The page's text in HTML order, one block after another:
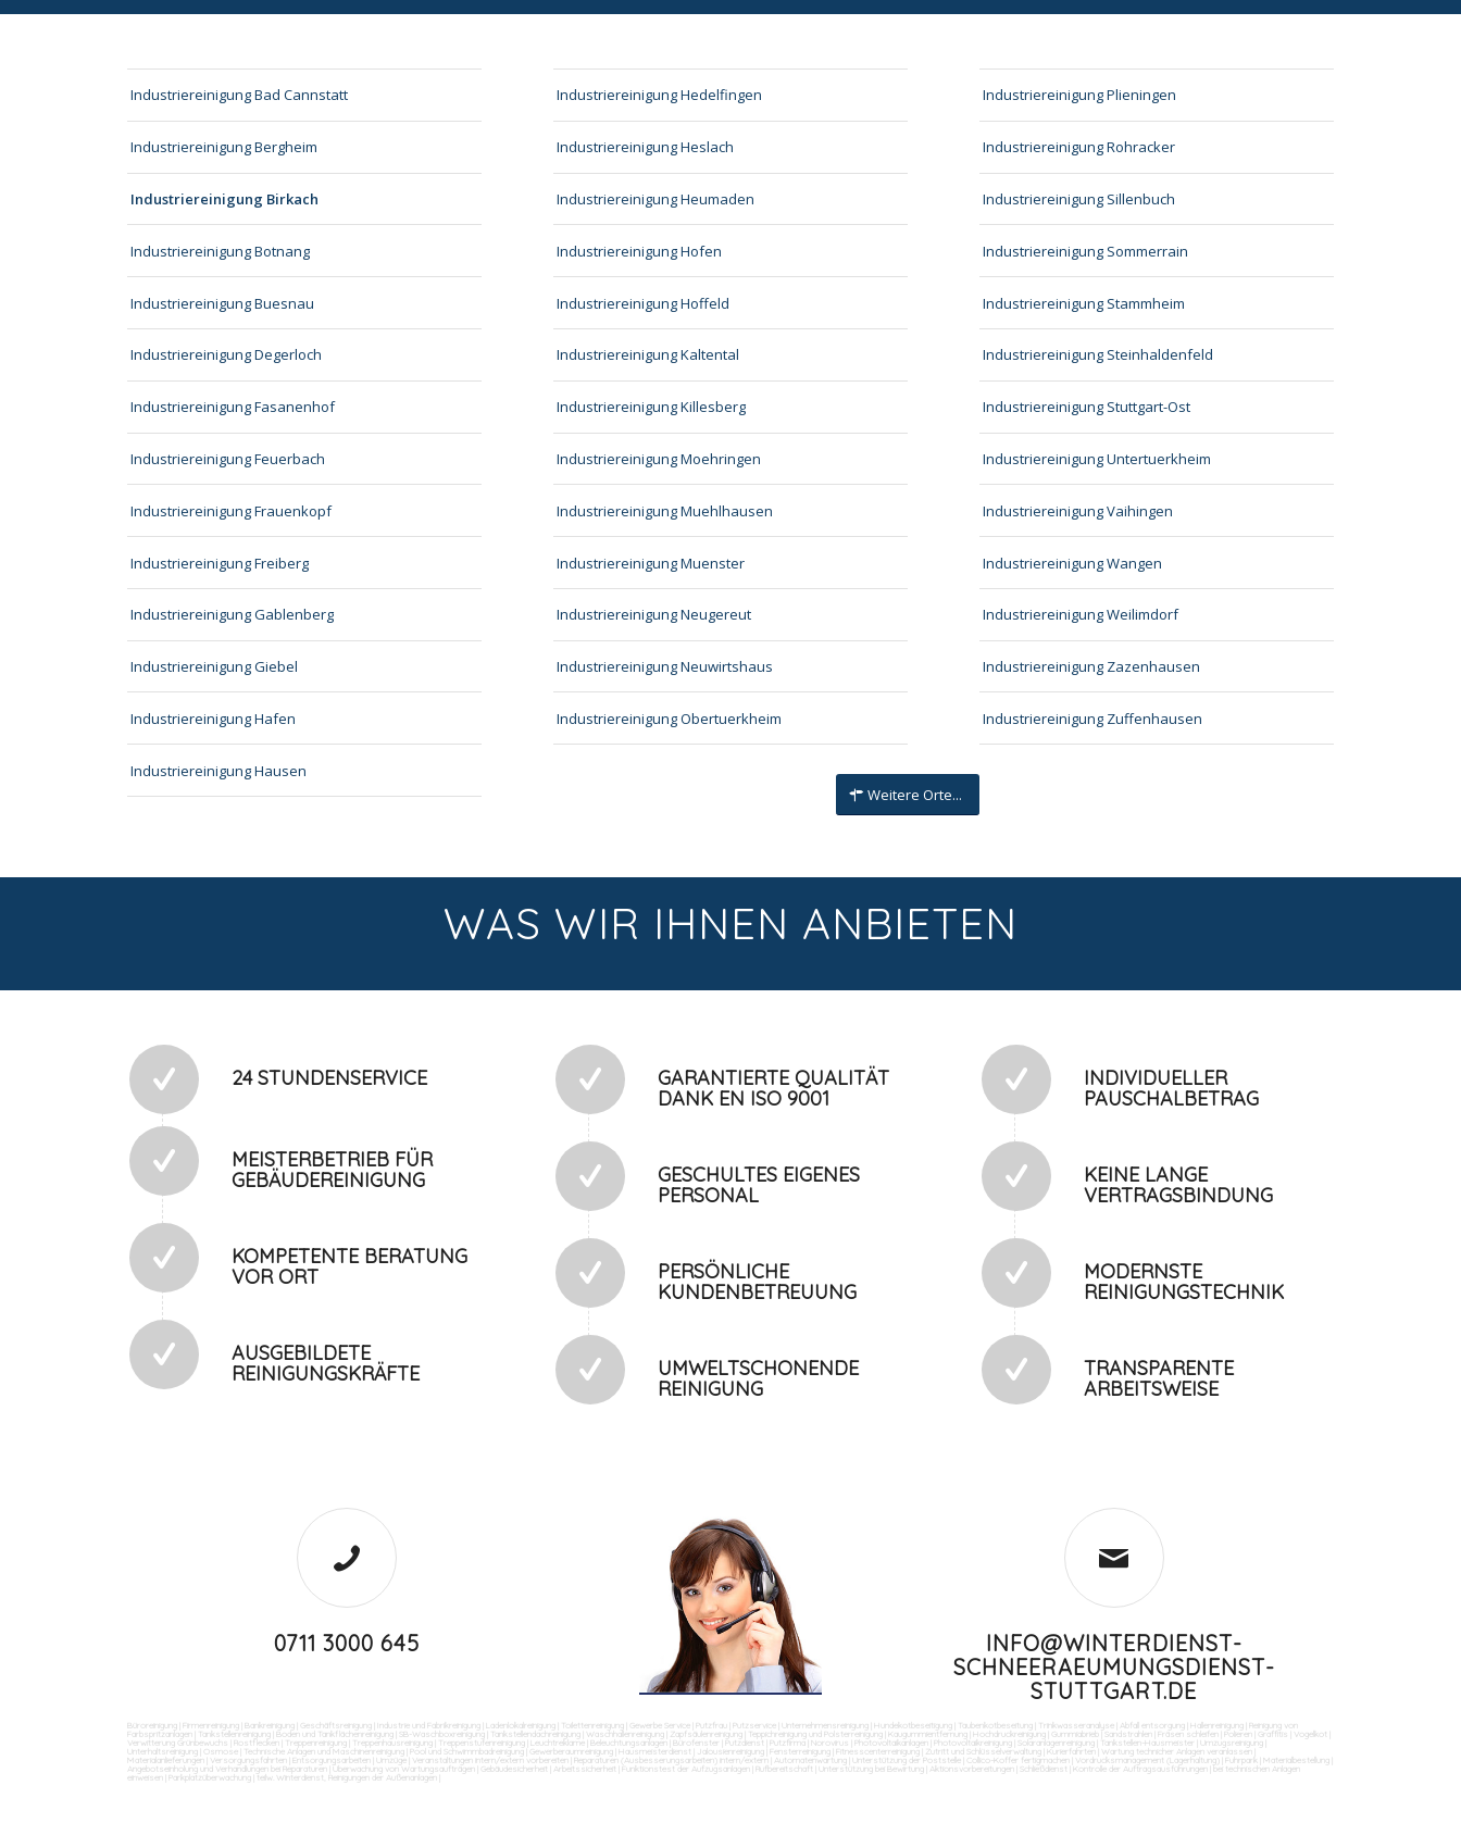
Industriereinigung Bad Cannstatt
Industriereinigung Bergheim
Industriereinigung Birkach
Industriereinigung Botnang
Industriereinigung Buesnau
Industriereinigung Degerloch
Industriereinigung Fasanenhof
Industriereinigung Feuerbach
Industriereinigung Frauenkopf
Industriereinigung Freiberg
Industriereinigung Gablenberg
Industriereinigung Giebel
Industriereinigung Hafen
Industriereinigung Hausen
Industriereinigung Hedelfingen
Industriereinigung Heslach
Industriereinigung Heumaden
Industriereinigung Hofen
Industriereinigung Hoffeld
Industriereinigung Kaltental
Industriereinigung Killesberg
Industriereinigung Moehringen
Industriereinigung Muehlhausen
Industriereinigung Muenster
Industriereinigung Neugereut
Industriereinigung Neuwirtshaus
Industriereinigung Obertuerkheim
Industriereinigung Plieningen
Industriereinigung Rohracker
Industriereinigung Sillenbuch
Industriereinigung Sommerrain
Industriereinigung Stammheim
Industriereinigung Steinhaldenfeld
Industriereinigung Stuttgart-Ost
Industriereinigung Untertuerkheim
Industriereinigung Vaihingen
Industriereinigung Wangen
Industriereinigung Weilimdorf
Industriereinigung Zazenhausen
Industriereinigung Zuffenhausen
Weitere Orte...
WAS WIR IHNEN ANBIETEN
24 STUNDENSERVICE
MEISTERBETRIEB FÜR
GEBÄUDEREINIGUNG
KOMPETENTE BERATUNG
VOR ORT
AUSGEBILDETE
REINIGUNGSKRÄFTE
GARANTIERTE QUALITÄT
DANK EN ISO 9001
GESCHULTES EIGENES
PERSONAL
PERSÖNLICHE
KUNDENBETREUUNG
UMWELTSCHONENDE
REINIGUNG
INDIVIDUELLER
PAUSCHALBETRAG
KEINE LANGE
VERTRAGSBINDUNG
MODERNSTE
REINIGUNGSTECHNIK
TRANSPARENTE
ARBEITSWEISE
0711 3000 645
INFO@WINTERDIENST-
SCHNEERAEUMUNGSDIENST-
STUTTGART.DE
Büroreinigung |Firmenreinigung |Bankreinigung Geschäftsreinigung |Industrie und Fabrikreinigung |Ladenlokalreinigung Toilettenreinigung Gewerbe Service |Putzfrau |Putzservice |Unternehmensreinigung |Hundekotbeseitigung Taubenkotbeseitung Trinkwasseranalyse Abfall entsorgung |Hallenreinigung |Reinigung von
Farbspritzanlagen
Tankstellenreinigung |Boden und Tankflächenreinigung SB-Waschboxreinigung Tankstellendachreinigung Waschhallenreinigung Zapfsäulenreinigung Teppichreinigung und Polsterreinigung |Kaugummientfernung |Hochdruckreinigung Gummiabrieb | Sandstrahlen |Fräsen schleifen |Polieren Graffitis Vogelkot
Verwitterung Grünbewuchs
|Rostflecken Treppenreinigung Treppenhausreinigung Treppenstufenreinigung |Leuchtreklame |Beleuchtungsanlagen |Bürofenster |Putzdienst |Putzfirma |Norovirus |Photovoltaikanlagen |Photovoltaikreinigung Solaranlagenreinigung Tankstellen-Hausmeister |Umzugsreinigung
Unterhaltsreinigung Osmose Technische Anlagen und Maschinenreinigung |Pool und Schwimmbadreinigung Gewerberaumreinigung |Hausmeisterdienst Jalousienreinigung |Fensterreinigung |Fitnesscenterreinigung Zutritt und Schlüsselverwaltung |Kurierfahrten Wartung technicher Anlagen veranlassen
Materialanlieferungen
Versorgungsfahrten |Entsorgungsarbeiten |Umzüge Veranstaltungen intern/extern vorbereiten Reparaturen (Ausbesserungsarbeiten) intern/extern Automatenwartung |Unterstützung der Poststelle Collico-Koffer fertigmachen Vordrucksmanagement (Lagerhaltung) |Fuhrpark |Materialbestellung
Angebotseinholung und Verhandlungen bei Reparaturen
Überwachung von Wartungsaufträgen Gebäudesicherheit Arbeitssicherheit |Funktionstest der Aufzugsanlagen |Rufbereitschaft |Unterstützung bei Bewirtung Aktionsvorbereitungen Schließdienst |Kontrolle der Auftragsausführungen
bei technischen Anlagen
einweisen
|Parkplatzüberwachung |teilw. Winterdienst, Reinigungen der Außenanlagen